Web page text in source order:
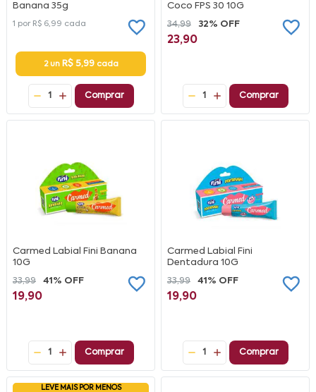
Banana 35g
1 por R$ 6,99 cada
2 un R$ 5,99 cada
1 Comprar
Coco FPS 30 10G
34,99
32% OFF
23,90
1 Comprar
Carmed Labial Fini Banana
10G
33,99
41% OFF
19,90
1 Comprar
Carmed Labial Fini
Dentadura 10G
33,99
41% OFF
19,90
1 Comprar
LEVE MAIS POR MENOS